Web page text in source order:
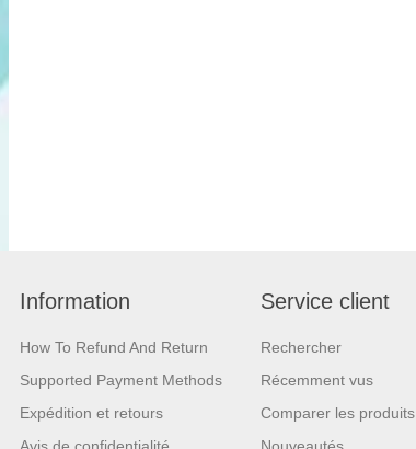
Information
How To Refund And Return
Supported Payment Methods
Expédition et retours
Service client
Rechercher
Récemment vus
Comparer les produits